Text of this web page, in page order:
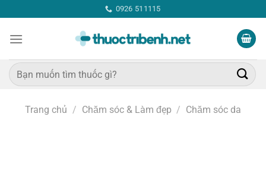
qua
nội
0926 511115
Tìm
kiếm:
Trang chủ / Chăm sóc & Làm đẹp / Chăm sóc da